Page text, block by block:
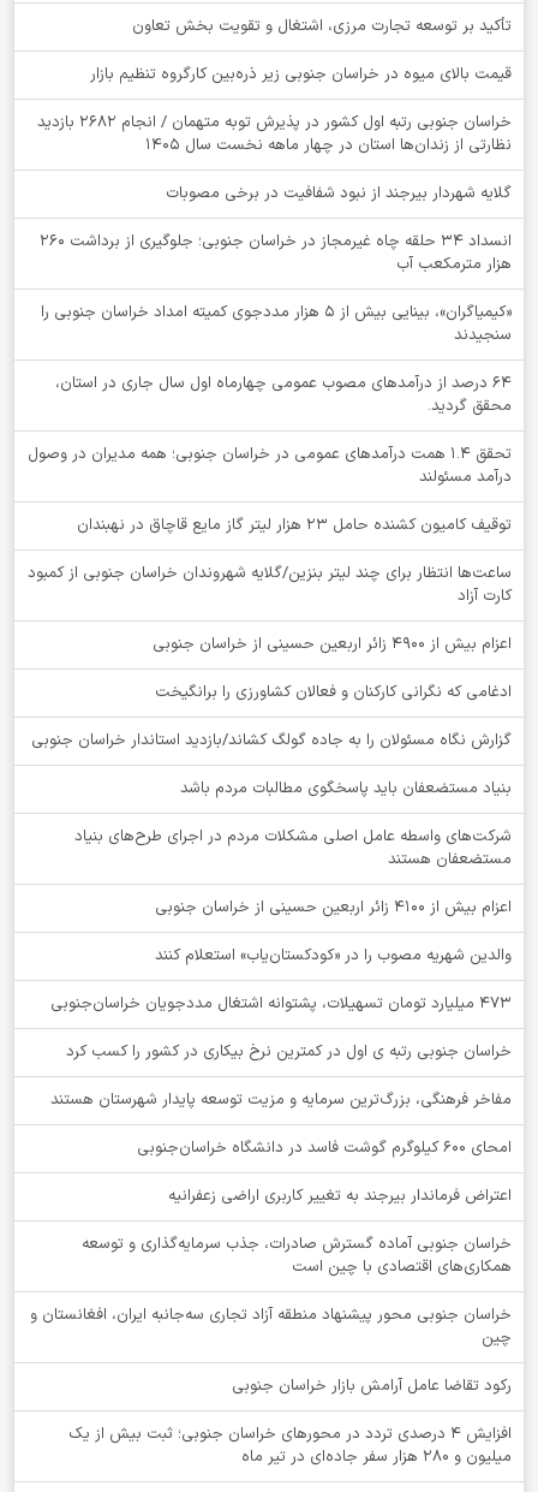
تأکید بر توسعه تجارت مرزی، اشتغال و تقویت بخش تعاون
قیمت بالای میوه در خراسان جنوبی زیر ذره‌بین کارگروه تنظیم بازار
خراسان جنوبی رتبه اول کشور در پذیرش توبه متهمان / انجام ۲۶۸۲ بازدید
نظارتی از زندان‌ها استان در چهار ماهه نخست سال 1405
گلایه شهردار بیرجند از نبود شفافیت در برخی مصوبات
انسداد ۳۴ حلقه چاه غیرمجاز در خراسان جنوبی؛ جلوگیری از برداشت ۲۶۰
هزار مترمکعب آب
«کیمیاگران»، بینایی بیش از ۵ هزار مددجوی کمیته امداد خراسان جنوبی را
سنجیدند
64 درصد از درآمدهای مصوب عمومی چهارماه اول سال جاری در استان،
محقق گردید.
تحقق ۱.۴ همت درآمدهای عمومی در خراسان جنوبی؛ همه مدیران در وصول
درآمد مسئولند
توقيف کامیون کشنده حامل 23 هزار لیتر گاز مایع قاچاق در نهبندان
ساعت‌ها انتظار برای چند لیتر بنزین/گلایه شهروندان خراسان جنوبی از کمبود
کارت آزاد
اعزام بیش از 4900 زائر اربعین حسینی از خراسان جنوبی
ادغامی که نگرانی کارکنان و فعالان کشاورزی را برانگیخت
گزارش نگاه مسئولان را به جاده گولگ کشاند/بازدید استاندار خراسان جنوبی
بنیاد مستضعفان باید پاسخگوی مطالبات مردم باشد
شرکت‌های واسطه عامل اصلی مشکلات مردم در اجرای طرح‌های بنیاد
مستضعفان هستند
اعزام بیش از 4100 زائر اربعین حسینی از خراسان جنوبی
والدین شهریه مصوب را در «کودکستان‌یاب» استعلام کنند
۴۷۳ میلیارد تومان تسهیلات، پشتوانه اشتغال مددجویان خراسان‌جنوبی
خراسان جنوبی رتبه ی اول در کمترین نرخ بیکاری در کشور را کسب کرد
مفاخر فرهنگی، بزرگ‌ترین سرمایه و مزیت توسعه پایدار شهرستان هستند
امحای ۶۰۰ کیلوگرم گوشت فاسد در دانشگاه خراسان‌جنوبی
اعتراض فرماندار بیرجند به تغییر کاربری اراضی زعفرانیه
خراسان جنوبی آماده گسترش صادرات، جذب سرمایه‌گذاری و توسعه
همکاری‌های اقتصادی با چین است
خراسان جنوبی محور پیشنهاد منطقه آزاد تجاری سه‌جانبه ایران، افغانستان و
چین
رکود تقاضا عامل آرامش بازار خراسان جنوبی
افزایش 4 درصدی تردد در محورهای خراسان جنوبی؛ ثبت بیش از یک
میلیون و 280 هزار سفر جاده‌ای در تیر ماه